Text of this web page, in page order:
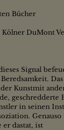
Bücher
Kölner DuMont
Signal
Kunstmit
geschredderte
in seinen
Genauso
dastat, ist